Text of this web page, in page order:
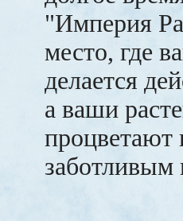
"Империя
место, где
делается
а ваши
заботливым